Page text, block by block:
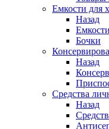
Емкости для
Назад
Бочки
Назад
Средства
Назад